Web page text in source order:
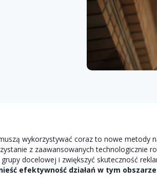
wykorzystywać coraz to nowe metody
z zaawansowanych technologicznie
docelowej i zwiększyć skuteczność
efektywność działań w tym